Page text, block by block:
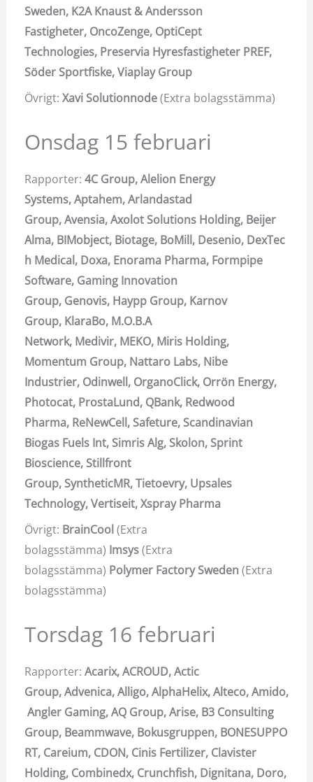
Sweden, K2A Knaust & Andersson
Fastigheter, OncoZenge, OptiCept
Technologies, Preservia Hyresfastigheter PREF,
Söder Sportfiske,Viaplay Group
Övrigt: Xavi Solutionnode(Extra bolagsstämma)
Onsdag 15 februari
Rapporter: 4C Group,Alelion Energy
Systems,Aptahem,Arlandastad
Group,Avensia,Axolot Solutions Holding, Beijer
Alma, BIMobject, Biotage, BoMill, Desenio, DexTec
h Medical, Doxa, Enorama Pharma, Formpipe
Software, Gaming Innovation
Group, Genovis, Haypp Group, Karnov
Group, KlaraBo, M.O.B.A
Network, Medivir, MEKO, Miris Holding,
Momentum Group, Nattaro Labs, Nibe
Industrier, Odinwell, OrganoClick, Orrön Energy,
Photocat, ProstaLund, QBank, Redwood
Pharma, ReNewCell, Safeture, Scandinavian
Biogas Fuels Int, Simris Alg, Skolon, Sprint
Bioscience, Stillfront
Group, SyntheticMR,Tietoevry, Upsales
Technology,Vertiseit,Xspray Pharma
Övrigt: BrainCool (Extra
bolagsstämma) Imsys(Extra
bolagsstämma) Polymer Factory Sweden (Extra
bolagsstämma)
Torsdag 16 februari
Rapporter: Acarix,ACROUD,Actic
Group,Advenica,Alligo,AlphaHelix,Alteco,Amido,
Angler Gaming,AQ Group,Arise, B3 Consulting
Group, Beammwave, Bokusgruppen, BONESUPPO
RT, Careium, CDON, Cinis Fertilizer, Clavister
Holding, Combinedx, Crunchfish, Dignitana, Doro,